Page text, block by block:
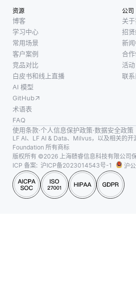
资源
博客
学习中心
常用场景
客户案例
竞品对比
白皮书和线上直播
AI 模型
GitHub
术语表
FAQ
公司
关
招
新
合
活动
联
使用条款·个人信息保护政策·数据安全政策
LF AI、LF AI & Data、Milvus，以及相关的开
Foundation 所有商标
版权所有 ©2026 上海赜睿信息科技有限公司
ICP 备案: 沪ICP备2023014543号-1 沪